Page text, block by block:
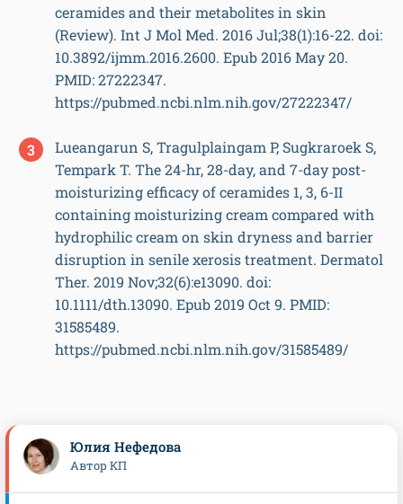
ceramides and their metabolites in skin
(Review). Int J Mol Med. 2016 Jul;38(1):16-22. doi:
10.3892/ijmm.2016.2600. Epub 2016 May 20.
PMID: 27222347.
https://pubmed.ncbi.nlm.nih.gov/27222347/
Lueangarun S, Tragulplaingam P, Sugkraroek S,
Tempark T. The 24-hr, 28-day, and 7-day post-
moisturizing efficacy of ceramides 1, 3, 6-II
containing moisturizing cream compared with
hydrophilic cream on skin dryness and barrier
disruption in senile xerosis treatment. Dermatol
Ther. 2019 Nov;32(6):e13090. doi:
10.1111/dth.13090. Epub 2019 Oct 9. PMID:
31585489.
https://pubmed.ncbi.nlm.nih.gov/31585489/
Юлия Нефедова
Автор КП